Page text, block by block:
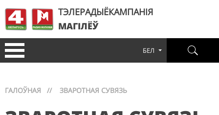
ТЭЛЕРАДЫЁКАМПАНІЯ
МАГІЛЁЎ
БЕЛ
ГАЛОЎНАЯ // ЗВАРОТНАЯ СУВЯЗЬ